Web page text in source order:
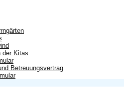
der Kitas
Betreuungsvertrag